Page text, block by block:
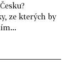
ze kterých by